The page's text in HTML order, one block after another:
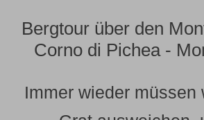
Bergtour über den
Corno di Pichea -
Immer wieder müssen